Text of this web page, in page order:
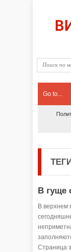
Go to...
В гуще
В верхнем
Страница